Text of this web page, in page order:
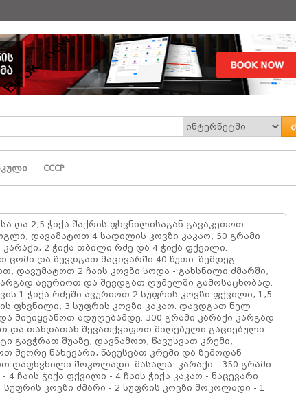
СССР
და 2,5 ჭიქა შაქრის ფხვნილისაგან გავაკეთოთ
დავამატოთ 4 სადილის კოვზი კაკაო, 50 გრამი
კარაქი, 2 ჭიქა თბილი რძე და 4 ჭიქა ფქვილი.
ცომი და შევდგათ მაცივარში 40 წუთი. შემდეგ
დავუმატოთ 2 ჩაის კოვზი სოდა - გახსნილი ძმარში,
ავურიოთ და შევდგათ ღუმელში გამოსაცხობად.
1 ჭიქა რძეში ავურიოთ 2 სუფრის კოვზი ფქვილი, 1,5
ფხვნილი, 3 სუფრის კოვზი კაკაო. დავდგათ ნელ
მივიყვანოთ ადუღებამდე. 300 გრამი კარაქი კარგად
და თანდათან შევათქვიფოთ მიღებული გაციებული
გავჭრათ შუაზე, დავნამოთ, წავუსვათ კრემი,
მეორე ნახევარი, წავუსვათ კრემი და ზემოდან
დაფხვნილი შოკოლადი. მასალა: კარაქი - 350 გრამი
ჩაის ჭიქა ფქვილი - 4 ჩაის ჭიქა კაკაო - ნაცევარი
კოვზი ძმარი - 2 სუფრის კოვზი შოკოლადი - 1